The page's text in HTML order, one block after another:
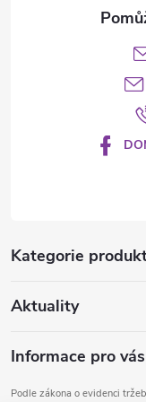
Kategorie
Aktuality
Informace pro vás
Podle zákona o evidenci